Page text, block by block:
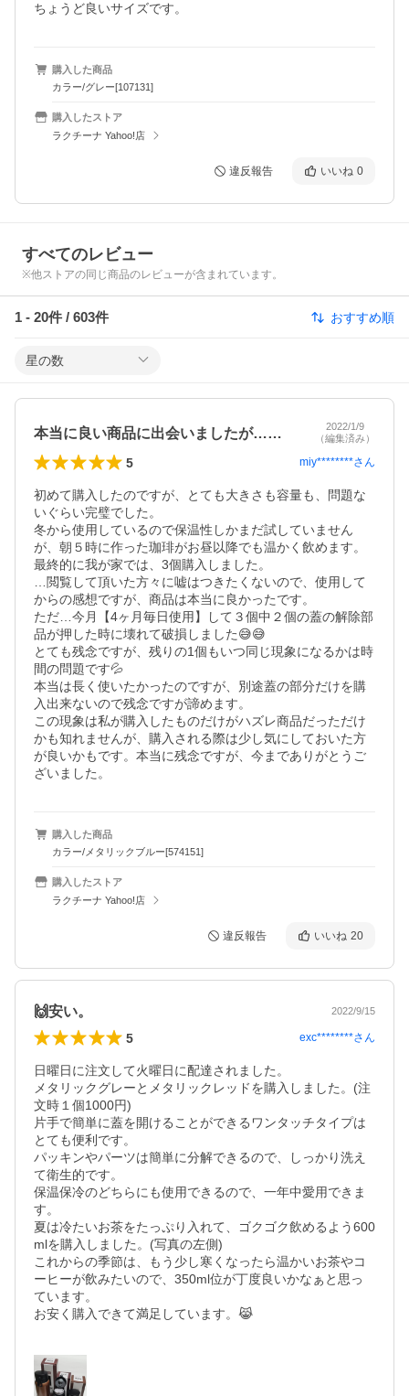
ちょうど良いサイズです。
購入した商品
カラー/グレー[107131]
購入したストア
ラクチーナ Yahoo!店
違反報告 いいね 0
すべてのレビュー
※他ストアの同じ商品のレビューが含まれています。
1 - 20件 / 603件 おすすめ順
星の数
本当に良い商品に出会いましたが…その結果
2022/1/9
（編集済み）
5 miy********さん
初めて購入したのですが、とても大きさも容量も、問題な
いぐらい完璧でした。
冬から使用しているので保温性しかまだ試していません
が、朝５時に作った珈琲がお昼以降でも温かく飲めます。
最終的に我が家では、3個購入しました。
…閲覧して頂いた方々に嘘はつきたくないので、使用して
からの感想ですが、商品は本当に良かったです。
ただ…今月【4ヶ月毎日使用】して３個中２個の蓋の解除部
品が押した時に壊れて破損しました😅😅
とても残念ですが、残りの1個もいつ同じ現象になるかは時
間の問題です💦
本当は長く使いたかったのですが、別途蓋の部分だけを購
入出来ないので残念ですが諦めます。
この現象は私が購入したものだけがハズレ商品だっただけ
かも知れませんが、購入される際は少し気にしておいた方
が良いかもです。本当に残念ですが、今までありがとうご
ざいました。
購入した商品
カラー/メタリックブルー[574151]
購入したストア
ラクチーナ Yahoo!店
違反報告 いいね 20
🙌安い。 2022/9/15
5 exc********さん
日曜日に注文して火曜日に配達されました。
メタリックグレーとメタリックレッドを購入しました。(注
文時１個1000円)
片手で簡単に蓋を開けることができるワンタッチタイプは
とても便利です。
パッキンやパーツは簡単に分解できるので、しっかり洗え
て衛生的です。
保温保冷のどちらにも使用できるので、一年中愛用できま
す。
夏は冷たいお茶をたっぷり入れて、ゴクゴク飲めるよう600
mlを購入しました。(写真の左側)
これからの季節は、もう少し寒くなったら温かいお茶やコ
ーヒーが飲みたいので、350ml位が丁度良いかなぁと思っ
ています。
お安く購入できて満足しています。😹